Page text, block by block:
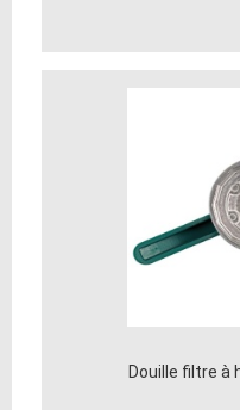
Douille filtre à